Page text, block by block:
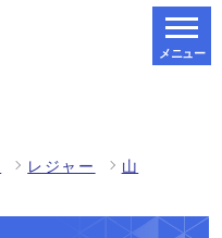
メニュー
レジャー 山